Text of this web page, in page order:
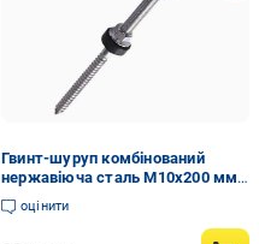
Гвинт-шуруп комбінований
нержавіюча сталь М10х200 мм
(100046)
оцінити